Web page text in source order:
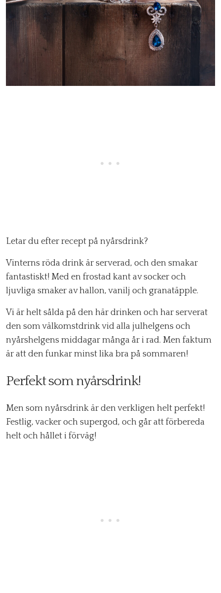
Letar du efter recept på nyårsdrink?
Vinterns röda drink är serverad, och den smakar
fantastiskt! Med en frostad kant av socker och
ljuvliga smaker av hallon, vanilj och granatäpple.
Vi är helt sålda på den här drinken och har serverat
den som välkomstdrink vid alla julhelgens och
nyårshelgens middagar många år i rad. Men faktum
är att den funkar minst lika bra på sommaren!
Perfekt som nyårsdrink!
Men som nyårsdrink är den verkligen helt perfekt!
Festlig, vacker och supergod, och går att förbereda
helt och hållet i förväg!